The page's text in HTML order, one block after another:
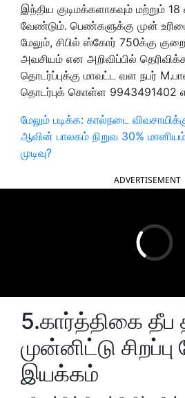
இந்திய குடிமக்களாகவும் மற்றும் 18
வேண்டும். பெண்களுக்கு முன்
மேலும், சிபில் ஸ்கோர் 750க்கு
அவசியம் என அறிவிப்பில்
தொடர்ப்புக்கு மாவட்ட வள நபர்
தொடர்புக் கொள்ள
மேலும் படிக்க: கால்நடை
ஆவின் பாலகம் நிறுவ 30%
முடிவு?
ADVERTISEMENT
5.கார்த்திகை தீப
முன்னிட்டு
இயக்கம்